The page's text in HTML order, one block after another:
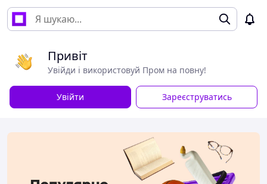
Привіт
Увійди і використовуй Пром на повну!
Увійти Зареєструватись